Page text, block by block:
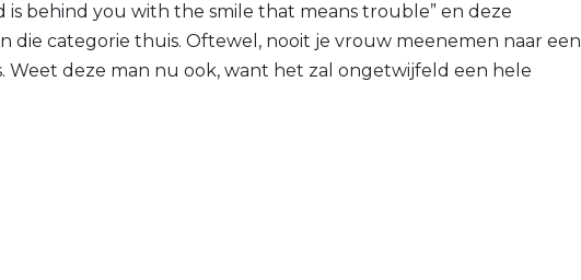
behind you with the smile that means trouble” en deze
die categorie thuis. Oftewel, nooit je vrouw meenemen naar een
Weet deze man nu ook, want het zal ongetwijfeld een hele